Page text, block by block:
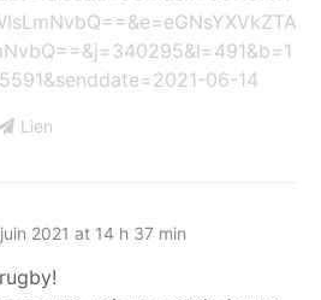
06-14
Lien
2021 at 14 h 37 min